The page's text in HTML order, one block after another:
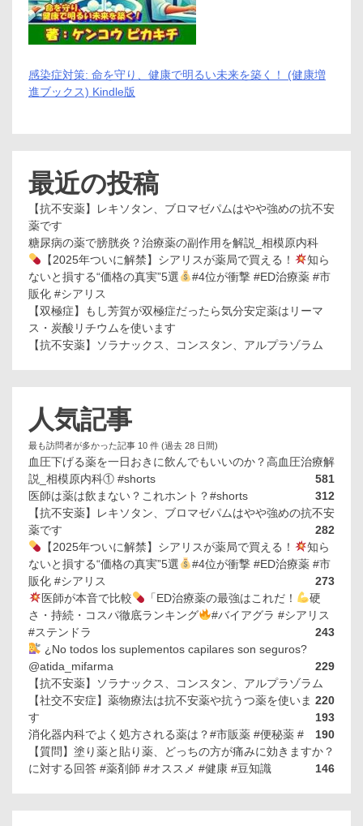
感染症対策: 命を守り、健康で明るい未来を築く！ (健康増
進ブックス) Kindle版
最近の投稿
【抗不安薬】レキソタン、ブロマゼパムはやや強めの抗不安
薬です
糖尿病の薬で膀胱炎？治療薬の副作用を解説_相模原内科
【2025年ついに解禁】シアリスが薬局で買える！
知ら
ないと損する“価格の真実”5選
#4位が衝撃 #ED治療薬 #市
販化 #シアリス
【双極症】もし芳賀が双極症だったら気分安定薬はリーマ
ス・炭酸リチウムを使います
【抗不安薬】ソラナックス、コンスタン、アルプラゾラム
人気記事
最も訪問者が多かった記事 10 件 (過去 28 日間)
血圧下げる薬を一日おきに飲んでもいいのか？高血圧治療解
説_相模原内科① #shorts
581
医師は薬は飲まない？これホント？#shorts
312
【抗不安薬】レキソタン、ブロマゼパムはやや強めの抗不安
薬です
282
【2025年ついに解禁】シアリスが薬局で買える！
知ら
ないと損する“価格の真実”5選
#4位が衝撃 #ED治療薬 #市
販化 #シアリス
273
医師が本音で比較
「ED治療薬の最強はこれだ！
硬
さ・持続・コスパ徹底ランキング
#バイアグラ #シアリス
#ステンドラ
243
¿No todos los suplementos capilares son seguros?
@atida_mifarma
229
【抗不安薬】ソラナックス、コンスタン、アルプラゾラム
220
【社交不安症】薬物療法は抗不安薬や抗うつ薬を使いま
す
193
消化器内科でよく処方される薬は？#市販薬 #便秘薬 #
190
【質問】塗り薬と貼り薬、どっちの方が痛みに効きますか？
に対する回答 #薬剤師 #オススメ #健康 #豆知識
146